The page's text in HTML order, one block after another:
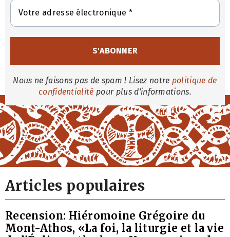
Nous ne faisons pas de spam ! Lisez notre politique de
confidentialité pour plus d'informations.
Articles populaires
Recension: Hiéromoine Grégoire du
Mont-Athos, «La foi, la liturgie et la vie